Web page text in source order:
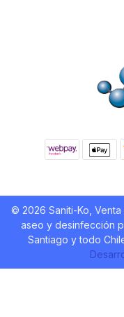
© 2026 Saniti-Ko,
aseo y desinfección
Santiago y todo